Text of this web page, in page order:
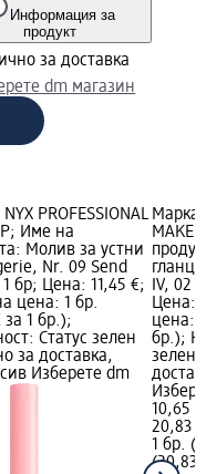
Информация за
продукт
за доставка
dm магазин
PROFESSIONAL
Име на
Молив за устни
Nr. 09 Send
бр; Цена: 11,45 €;
цена: 1 бр.
за 1 бр.);
Статус зелен
за доставка,
Изберете dm
Марка:
гланц -
IV, 02
Цена:
цена: 1
бр.);
зелен
10,65 €
20,83
1 бр.
(20,83